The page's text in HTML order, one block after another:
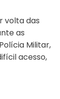
volta das
as
Militar,
acesso,